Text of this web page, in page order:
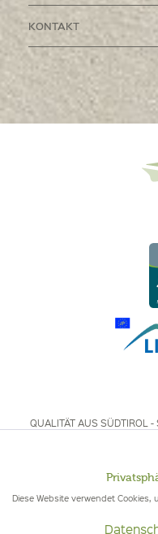
KONTAKT
QUALITÄT AUS SÜDTIROL -
Diese Website verwendet